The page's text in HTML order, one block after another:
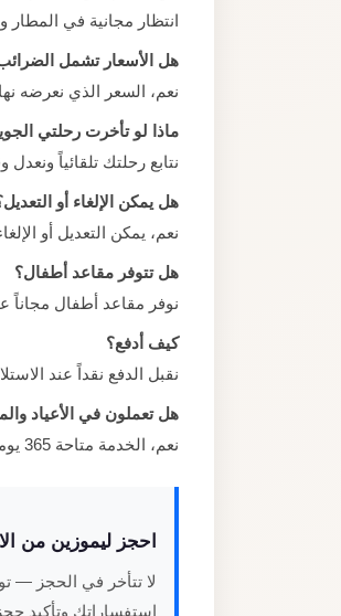
انتظار مجانية في المطار
هل الأسعار تشمل
نعم، السعر الذي نعرضه
ماذا لو تأخرت رحلتي
نتابع رحلتك تلقائياً
هل يمكن الإلغاء أو
نعم، يمكن التعديل أو الإلغاء
هل تتوفر مقاعد أطفال؟
نوفر مقاعد أطفال مجاناً
كيف أدفع؟
نقبل الدفع نقداً عند
هل تعملون في الأعياد
نعم، الخدمة متاحة 365 يوماً في السنة بما في ذلك الأعياد الرسمية والمواسم السياحية.
احجز ليموزين من
لا تتأخر في الحجز —
استفساراتك وتأكيد